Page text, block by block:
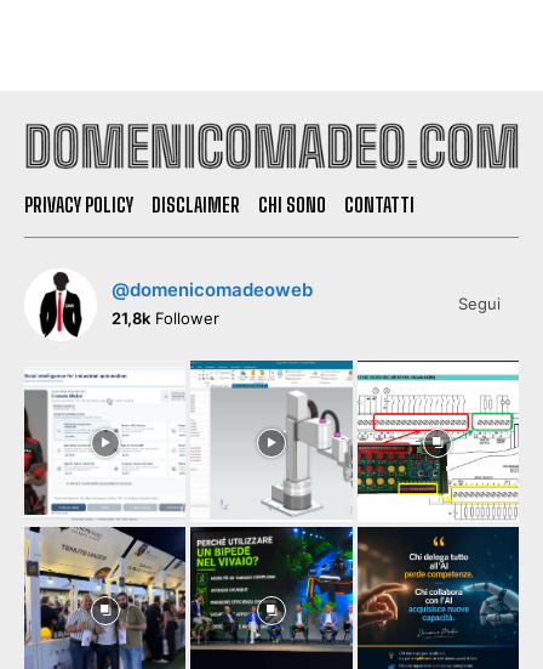
PRIVACY POLICY DISCLAIMER CHI SONO CONTATTI
@domenicomadeoweb
21,8k Follower
Segui